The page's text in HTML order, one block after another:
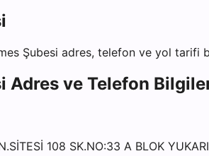
Şubesi adres, telefon ve yol tarifi
Adres ve Telefon
108 SK.NO:33 A BLOK